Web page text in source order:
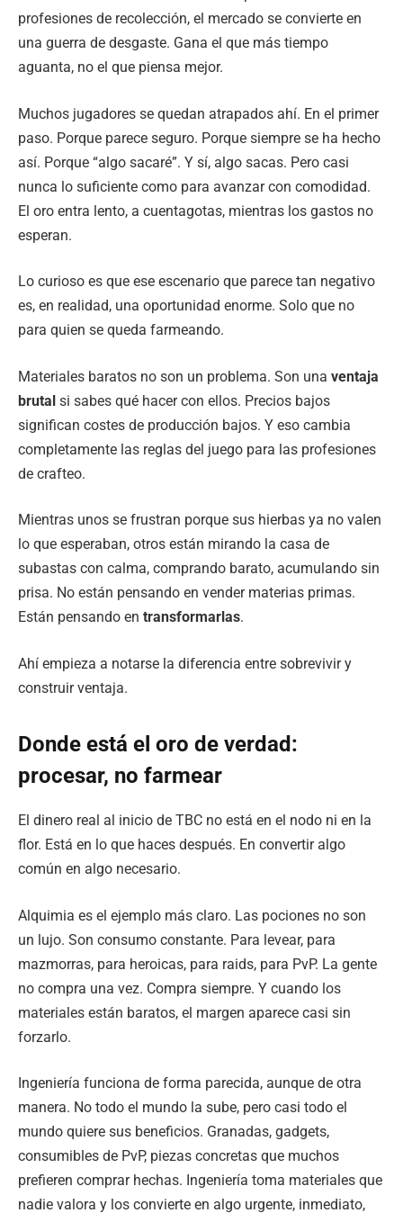
profesiones de recolección, el mercado se convierte en
una guerra de desgaste. Gana el que más tiempo
aguanta, no el que piensa mejor.
Muchos jugadores se quedan atrapados ahí. En el primer
paso. Porque parece seguro. Porque siempre se ha hecho
así. Porque “algo sacaré”. Y sí, algo sacas. Pero casi
nunca lo suficiente como para avanzar con comodidad.
El oro entra lento, a cuentagotas, mientras los gastos no
esperan.
Lo curioso es que ese escenario que parece tan negativo
es, en realidad, una oportunidad enorme. Solo que no
para quien se queda farmeando.
Materiales baratos no son un problema. Son una ventaja
brutal si sabes qué hacer con ellos. Precios bajos
significan costes de producción bajos. Y eso cambia
completamente las reglas del juego para las profesiones
de crafteo.
Mientras unos se frustran porque sus hierbas ya no valen
lo que esperaban, otros están mirando la casa de
subastas con calma, comprando barato, acumulando sin
prisa. No están pensando en vender materias primas.
Están pensando en transformarlas.
Ahí empieza a notarse la diferencia entre sobrevivir y
construir ventaja.
Donde está el oro de verdad:
procesar, no farmear
El dinero real al inicio de TBC no está en el nodo ni en la
flor. Está en lo que haces después. En convertir algo
común en algo necesario.
Alquimia es el ejemplo más claro. Las pociones no son
un lujo. Son consumo constante. Para levear, para
mazmorras, para heroicas, para raids, para PvP. La gente
no compra una vez. Compra siempre. Y cuando los
materiales están baratos, el margen aparece casi sin
forzarlo.
Ingeniería funciona de forma parecida, aunque de otra
manera. No todo el mundo la sube, pero casi todo el
mundo quiere sus beneficios. Granadas, gadgets,
consumibles de PvP, piezas concretas que muchos
prefieren comprar hechas. Ingeniería toma materiales que
nadie valora y los convierte en algo urgente, inmediato,